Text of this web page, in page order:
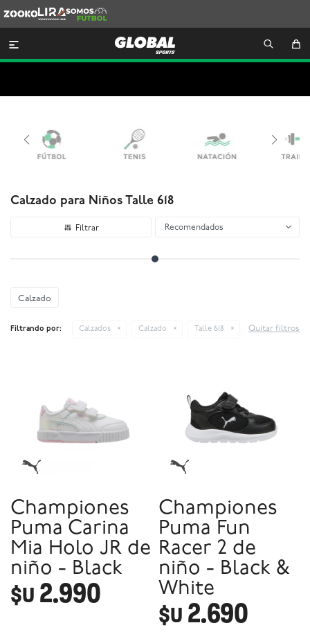
Lira
Somos
Futbol

Calzado para Niños Talle 618
Recomendados
Calzado
Filtrando por: Calzados Calzado Talle 618 Quitar filtros
Championes
Puma Carina
Mia Holo JR de
niño - Black
$U 2.990
Championes
Puma Fun
Racer 2 de
niño - Black &
White
$U 2.690